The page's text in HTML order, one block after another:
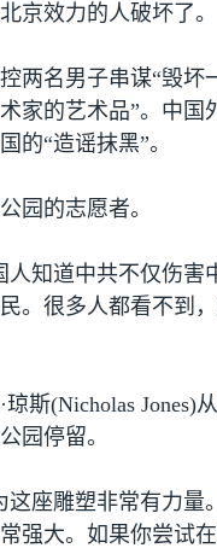
京效力的人破坏了。
两名男子串谋“毁坏
家的艺术品”。中国
的“造谣抹黑”。
园的志愿者。
人知道中共不仅伤害
。很多人都看不到
琼斯(Nicholas Jones)
园停留。
这座雕塑非常有力量
强大。如果你尝试